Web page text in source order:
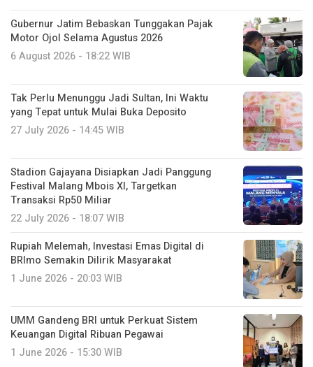
Gubernur Jatim Bebaskan Tunggakan Pajak
Motor Ojol Selama Agustus 2026
6 August 2026 - 18:22 WIB
Tak Perlu Menunggu Jadi Sultan, Ini Waktu
yang Tepat untuk Mulai Buka Deposito
27 July 2026 - 14:45 WIB
Stadion Gajayana Disiapkan Jadi Panggung
Festival Malang Mbois XI, Targetkan
Transaksi Rp50 Miliar
22 July 2026 - 18:07 WIB
Rupiah Melemah, Investasi Emas Digital di
BRImo Semakin Dilirik Masyarakat
1 June 2026 - 20:03 WIB
UMM Gandeng BRI untuk Perkuat Sistem
Keuangan Digital Ribuan Pegawai
1 June 2026 - 15:30 WIB